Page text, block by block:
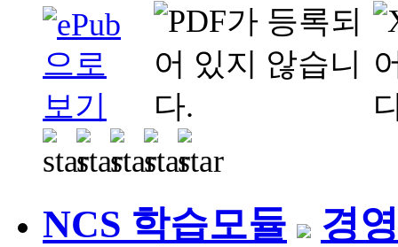
NCS 학습모듈 경